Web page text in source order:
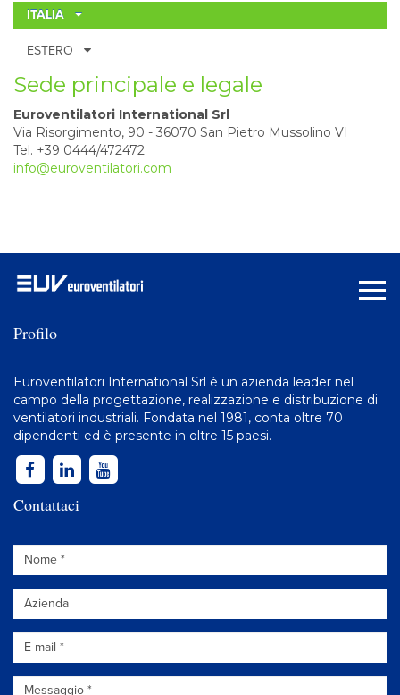
ITALIA
ESTERO
Sede principale e legale
Euroventilatori International Srl
Via Risorgimento, 90 - 36070 San Pietro Mussolino VI
Tel. +39 0444/472472
info@euroventilatori.com
Profilo
Euroventilatori International Srl è un azienda leader nel
campo della progettazione, realizzazione e distribuzione di
ventilatori industriali. Fondata nel 1981, conta oltre 70
dipendenti ed è presente in oltre 15 paesi.
Contattaci